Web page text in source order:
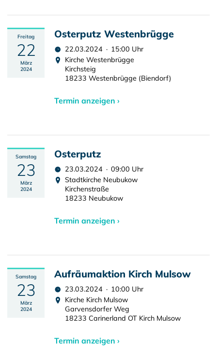
Freitag
22
März
2024
Osterputz Westenbrügge
22.03.2024 · 15:00 Uhr
Kirche Westenbrügge
Kirchsteig
18233 Westenbrügge (Biendorf)
Termin anzeigen ›
Samstag
23
März
2024
Osterputz
23.03.2024 · 09:00 Uhr
Stadtkirche Neubukow
Kirchenstraße
18233 Neubukow
Termin anzeigen ›
Samstag
23
März
2024
Aufräumaktion Kirch Mulsow
23.03.2024 · 10:00 Uhr
Kirche Kirch Mulsow
Garvensdorfer Weg
18233 Carinerland OT Kirch Mulsow
Termin anzeigen ›